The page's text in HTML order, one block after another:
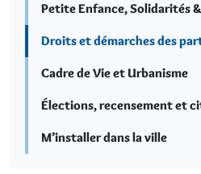
Petite Enfance, Solidarités
Droits et démarches des
Cadre de Vie et Urbanisme
Élections, recensement et
M’installer dans la ville